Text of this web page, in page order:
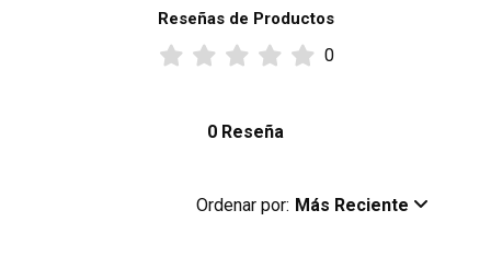
Reseñas de Productos
0
0 Reseña
Ordenar por: Más Reciente